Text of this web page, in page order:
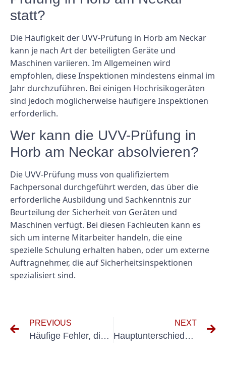
statt?
Die Häufigkeit der UVV-Prüfung in Horb am Neckar
kann je nach Art der beteiligten Geräte und
Maschinen variieren. Im Allgemeinen wird
empfohlen, diese Inspektionen mindestens einmal im
Jahr durchzuführen. Bei einigen Hochrisikogeräten
sind jedoch möglicherweise häufigere Inspektionen
erforderlich.
Wer kann die UVV-Prüfung in
Horb am Neckar absolvieren?
Die UVV-Prüfung muss von qualifiziertem
Fachpersonal durchgeführt werden, das über die
erforderliche Ausbildung und Sachkenntnis zur
Beurteilung der Sicherheit von Geräten und
Maschinen verfügt. Bei diesen Fachleuten kann es
sich um interne Mitarbeiter handeln, die eine
spezielle Schulung erhalten haben, oder um externe
Auftragnehmer, die auf Sicherheitsinspektionen
spezialisiert sind.
PREVIOUS
Häufige Fehler, die Sie bei der UVV-Prüfung für PKWs vermeiden sollten
NEXT
Hauptunterschiede zwischen den Normen VDE 0701 und 0702